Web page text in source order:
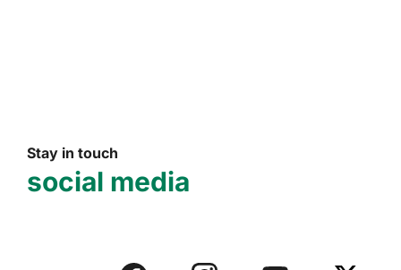
Stay in touch
social media